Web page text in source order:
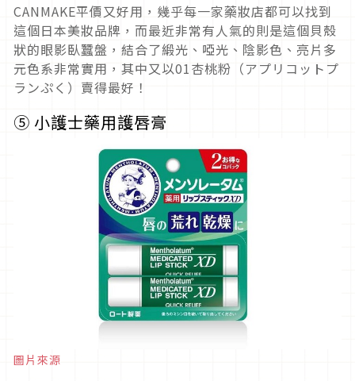
CANMAKE平價又好用，幾乎每一家藥妝店都可以找到
這個日本美妝品牌，而最近非常有人氣的則是這個貝殼
狀的眼影臥蠶盤，結合了緞光、啞光、陰影色、亮片多
元色系非常實用，其中又以01杏桃粉（アプリコットプ
ランぷく）賣得最好！
⑤ 小護士藥用護唇膏
圖片來源